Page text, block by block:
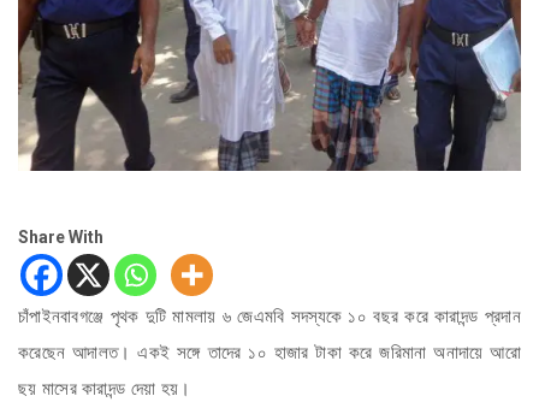
Share With
চাঁপাইনবাবগঞ্জে পৃথক দুটি মামলায় ৬ জেএমবি সদস্যকে ১০ বছর করে কারাদন্ড প্রদান
করেছেন আদালত। একই সঙ্গে তাদের ১০ হাজার টাকা করে জরিমানা অনাদায়ে আরো
ছয় মাসের কারাদন্ড দেয়া হয়।